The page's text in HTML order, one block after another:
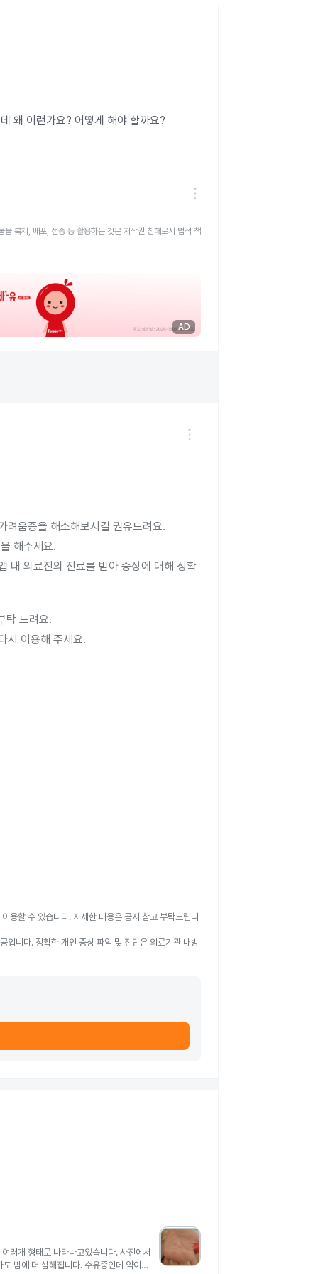
왜 이런가요? 어떻게 해야 할까요?
복제, 배포, 전송 등 활용하는 것은 저작권 침해로서 법적 책
AD
려움증을 해소해보시길 권유드려요.
해주세요.
내 의료진의 진료를 받아 증상에 대해 정확
탁 드려요.
시 이용해 주세요.
용할 수 있습니다. 자세한 내용은 공지 참고 부탁드립니
입니다. 정확한 개인 증상 파악 및 진단은 의료기관 내방
러개 형태로 나타나고있습니다. 사진에서
밤에 더 심해집니다. 수유중인데 약이나